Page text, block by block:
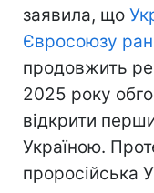
заявила, що
Євросоюзу
продовжить
2025 року
відкрити
Україною.
проросійська